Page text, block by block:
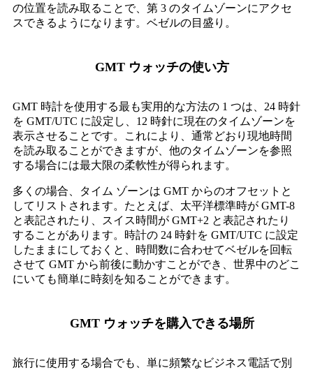
の位置を読み取ることで、第 3 のタイムゾーンにアクセ
スできるようになります。ベゼルの目盛り。
GMT ウォッチの使い方
GMT 時計を使用する最も実用的な方法の 1 つは、24 時針
を GMT/UTC に設定し、12 時針に現在のタイムゾーンを
表示させることです。これにより、通常どおり現地時間
を読み取ることができますが、他のタイムゾーンを参照
する場合には最大限の柔軟性が得られます。
多くの場合、タイム ゾーンは GMT からのオフセットと
してリストされます。たとえば、太平洋標準時が GMT-8
と表記されたり、スイス時間が GMT+2 と表記されたり
することがあります。時計の 24 時針を GMT/UTC に設定
したままにしておくと、時間数に合わせてベゼルを回転
させて GMT から前後に動かすことができ、世界中のどこ
にいても簡単に時刻を知ることができます。
GMT ウォッチを購入できる場所
旅行に使用する場合でも、単に頻繁なビジネス電話で別